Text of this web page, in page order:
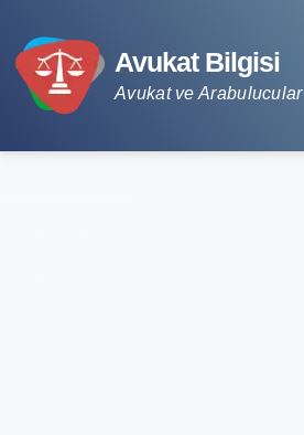
Avukat Bilgisi
Avukat ve Arabulucular